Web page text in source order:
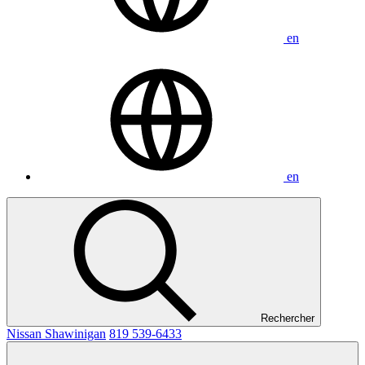
en
en
Rechercher
Nissan Shawinigan 819 539-6433